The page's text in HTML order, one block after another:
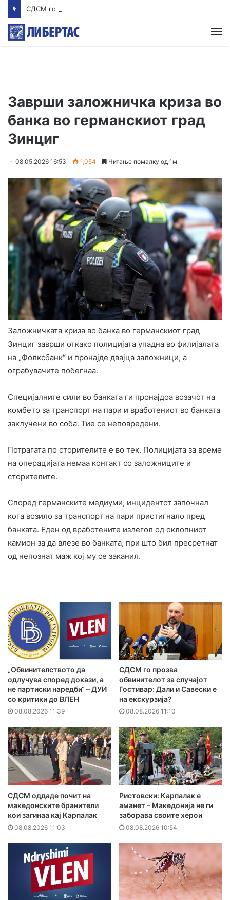
Заврши заложничка криза во
банка во германскиот град
Зинциг
08.05.2026 16:53 1,054 Читање помалку од 1м
Заложничката криза во банка во германскиот град
Зинциг заврши откако полицијата упадна во филијалата
на „Фолксбанк“ и пронајде двајца заложници, а
ограбувачите побегнаа.
Специјалните сили во банката ги пронајдоа возачот на
комбето за транспорт на пари и вработениот во банката
заклучени во соба. Тие се неповредени.
Потрагата по сторителите е во тек. Полицијата за време
на операцијата немаа контакт со заложниците и
сторителите.
Според германските медиуми, инцидентот започнал
кога возило за транспорт на пари пристигнало пред
банката. Еден од вработените излегол од оклопниот
камион за да влезе во банката, при што бил пресретнат
од непознат маж кој му се заканил.
„Обвинителството да
одлучува според докази, а
не партиски наредби“ – ДУИ
со критики до ВЛЕН
08.08.2026 11:39
СДСМ го прозва
обвинителот за случајот
Гостивар: Дали и Савески е
на екскурзија?
08.08.2026 11:10
СДСМ оддаде почит на
македонските бранители
кои загинаа кај Карпалак
08.08.2026 11:03
Ристовски: Карпалак е
аманет – Македонија не ги
заборава своите херои
08.08.2026 10:54